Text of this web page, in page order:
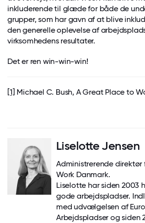
inkluderende til glæde for både de
grupper, som har gavn af at blive
den generelle oplevelse af
virksomhedens resultater.
Det er ren win-win-win!
[1] Michael C. Bush, A Great Place to
Liselotte Jensen
Administrerende
Work Danmark.
Liselotte har siden 2003
gode arbejdspladser.
med udvælgelsen af
Arbejdspladser og siden